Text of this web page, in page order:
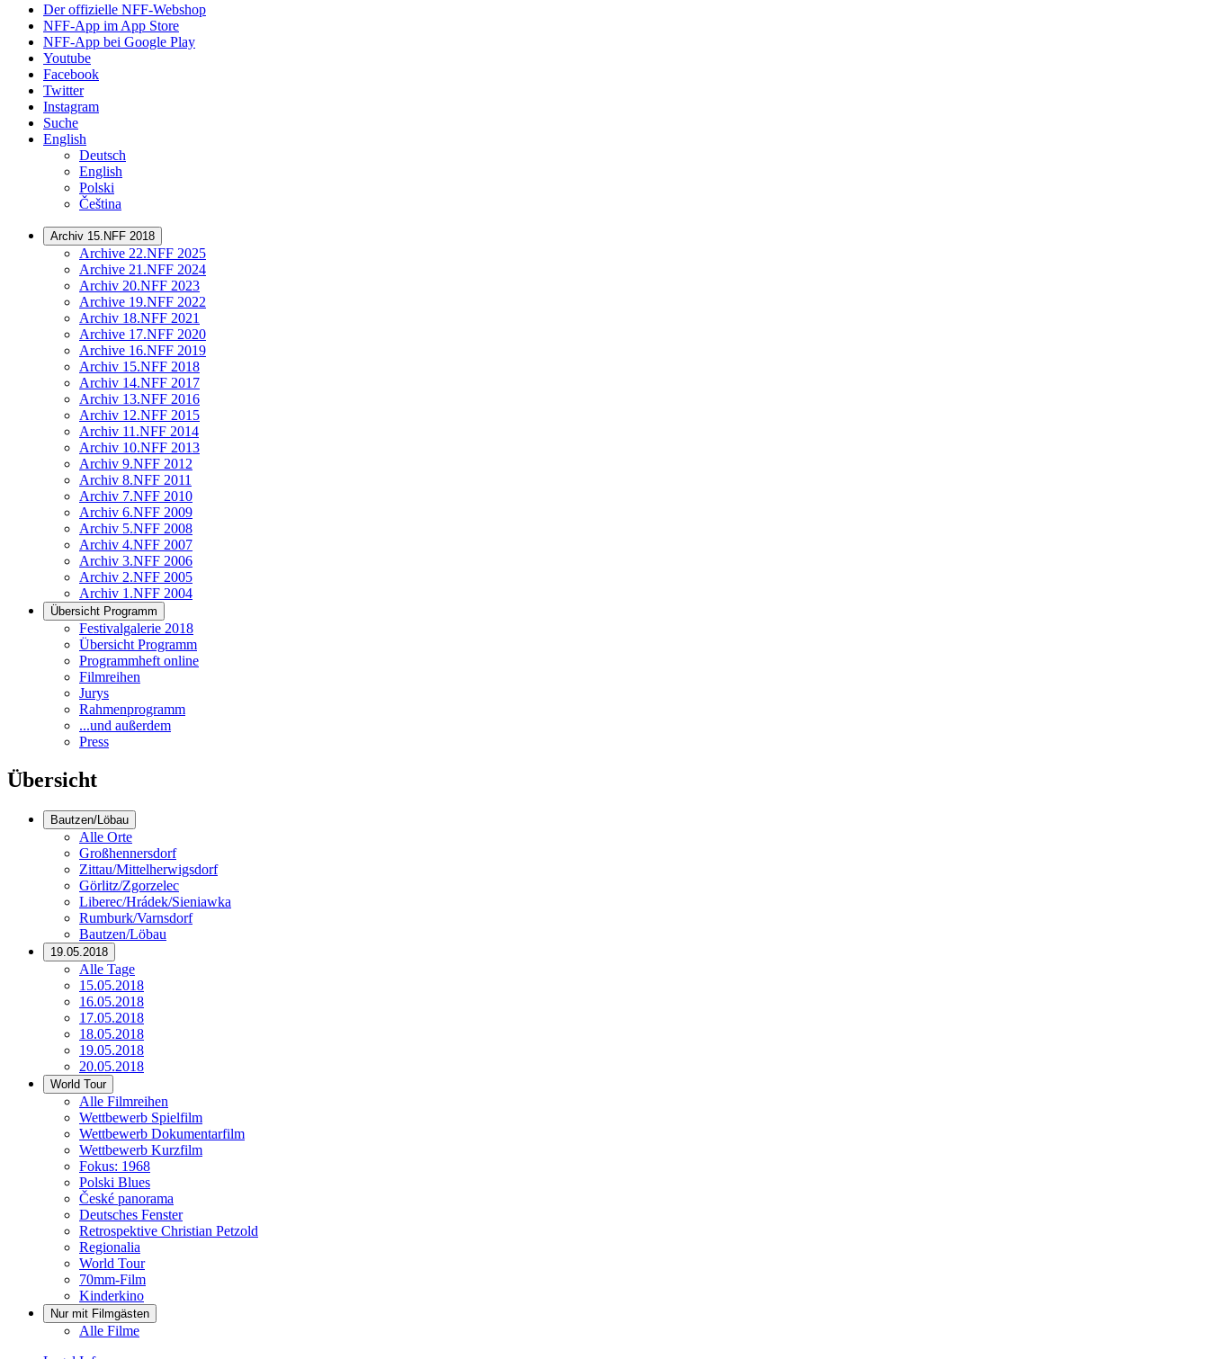
Der offizielle NFF-Webshop
NFF-App im App Store
NFF-App bei Google Play
Youtube
Facebook
Twitter
Instagram
Suche
English
Deutsch
English
Polski
Čeština
Archiv 15.NFF 2018
Archive 22.NFF 2025
Archive 21.NFF 2024
Archiv 20.NFF 2023
Archive 19.NFF 2022
Archiv 18.NFF 2021
Archive 17.NFF 2020
Archive 16.NFF 2019
Archiv 15.NFF 2018
Archiv 14.NFF 2017
Archiv 13.NFF 2016
Archiv 12.NFF 2015
Archiv 11.NFF 2014
Archiv 10.NFF 2013
Archiv 9.NFF 2012
Archiv 8.NFF 2011
Archiv 7.NFF 2010
Archiv 6.NFF 2009
Archiv 5.NFF 2008
Archiv 4.NFF 2007
Archiv 3.NFF 2006
Archiv 2.NFF 2005
Archiv 1.NFF 2004
Übersicht Programm
Festivalgalerie 2018
Übersicht Programm
Programmheft online
Filmreihen
Jurys
Rahmenprogramm
...und außerdem
Press
Übersicht
Bautzen/Löbau
Alle Orte
Großhennersdorf
Zittau/Mittelherwigsdorf
Görlitz/Zgorzelec
Liberec/Hrádek/Sieniawka
Rumburk/Varnsdorf
Bautzen/Löbau
19.05.2018
Alle Tage
15.05.2018
16.05.2018
17.05.2018
18.05.2018
19.05.2018
20.05.2018
World Tour
Alle Filmreihen
Wettbewerb Spielfilm
Wettbewerb Dokumentarfilm
Wettbewerb Kurzfilm
Fokus: 1968
Polski Blues
České panorama
Deutsches Fenster
Retrospektive Christian Petzold
Regionalia
World Tour
70mm-Film
Kinderkino
Nur mit Filmgästen
Alle Filme